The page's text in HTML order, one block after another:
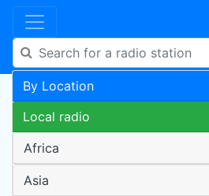
By Location
Local radio
Africa
Asia